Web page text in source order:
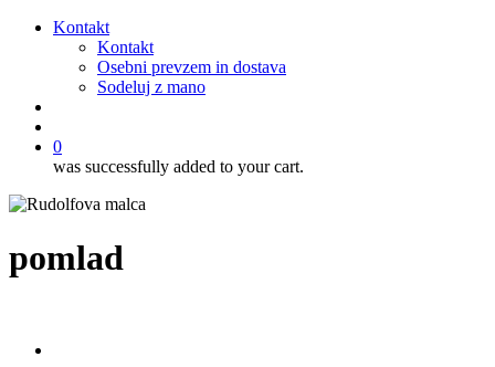
Kontakt
Kontakt
Osebni prevzem in dostava
Sodeluj z mano
0
was successfully added to your cart.
pomlad